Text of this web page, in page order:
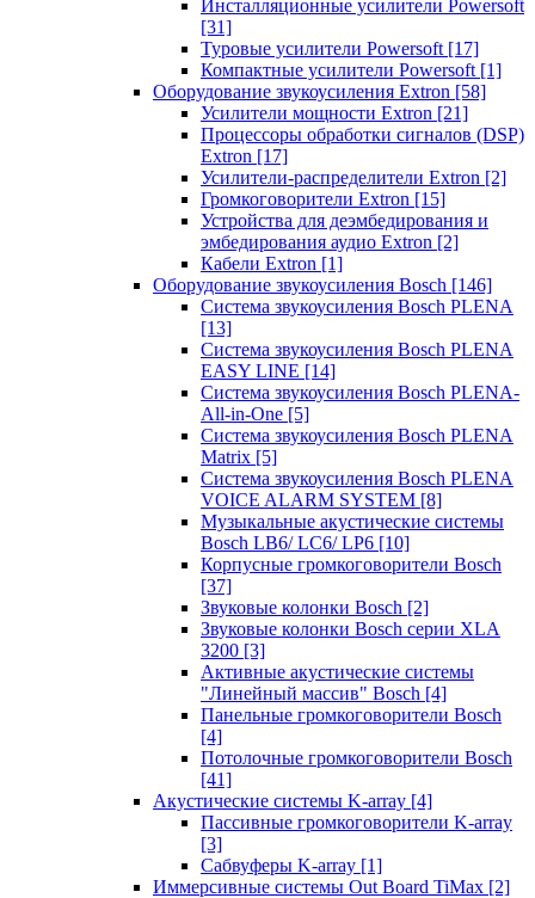
Инсталляционные усилители Powersoft
[31]
Туровые усилители Powersoft [17]
Компактные усилители Powersoft [1]
Оборудование звукоусиления Extron [58]
Усилители мощности Extron [21]
Процессоры обработки сигналов (DSP)
Extron [17]
Усилители-распределители Extron [2]
Громкоговорители Extron [15]
Устройства для деэмбедирования и
эмбедирования аудио Extron [2]
Кабели Extron [1]
Оборудование звукоусиления Bosch [146]
Система звукоусиления Bosch PLENA
[13]
Система звукоусиления Bosch PLENA
EASY LINE [14]
Система звукоусиления Bosch PLENA-
All-in-One [5]
Система звукоусиления Bosch PLENA
Matrix [5]
Система звукоусиления Bosch PLENA
VOICE ALARM SYSTEM [8]
Музыкальные акустические системы
Bosch LB6/ LC6/ LP6 [10]
Корпусные громкоговорители Bosch
[37]
Звуковые колонки Bosch [2]
Звуковые колонки Bosch серии XLA
3200 [3]
Активные акустические системы
"Линейный массив" Bosch [4]
Панельные громкоговорители Bosch
[4]
Потолочные громкоговорители Bosch
[41]
Акустические системы K-array [4]
Пассивные громкоговорители K-array
[3]
Сабвуферы K-array [1]
Иммерсивные системы Out Board TiMax [2]